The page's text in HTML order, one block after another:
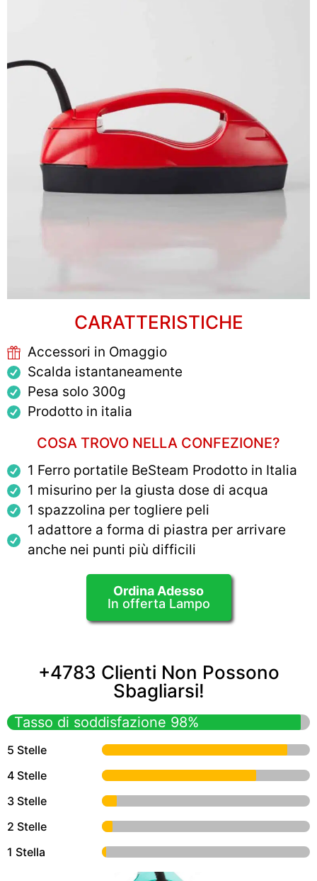
CARATTERISTICHE
Accessori in Omaggio
Scalda istantaneamente
Pesa solo 300g
Prodotto in italia
COSA TROVO NELLA CONFEZIONE?
1 Ferro portatile BeSteam Prodotto in Italia
1 misurino per la giusta dose di acqua
1 spazzolina per togliere peli
1 adattore a forma di piastra per arrivare
anche nei punti più difficili
Ordina Adesso
In offerta Lampo
+4783 Clienti Non Possono
Sbagliarsi!
Tasso di soddisfazione 98%
5 Stelle
4 Stelle
3 Stelle
2 Stelle
1 Stella